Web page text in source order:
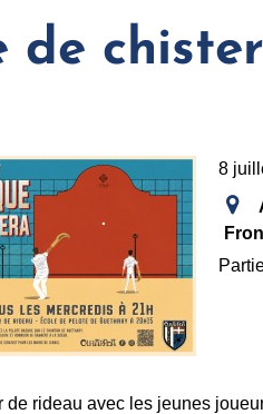
de
8
de rideau avec les jeunes